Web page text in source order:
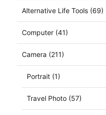
Alternative Life Tools (69)
Computer (41)
Camera (211)
Portrait (1)
Travel Photo (57)